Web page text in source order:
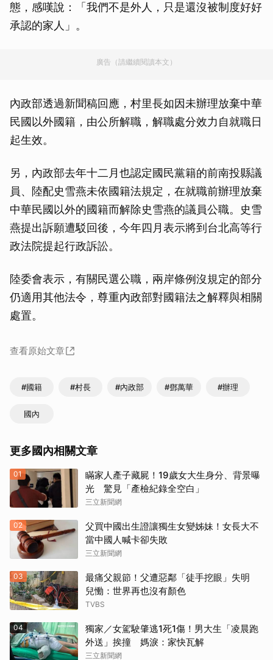
態，感嘆說：「我們不是外人，只是還沒被制度好好
承認的家人」。
廣告（請繼續閱讀本文）
內政部透過新聞稿回應，村里長如因未辦理放棄中華
民國以外國籍，由公所解職，解職處分效力自就職日
起生效。
另，內政部去年十二月也認定國民黨籍的前南投縣議
員、陸配史雪燕未依國籍法規定，在就職前辦理放棄
中華民國以外的國籍而解除史雪燕的議員公職。史雪
燕提出訴願遭駁回後，今年四月表示將到台北高等行
政法院提起行政訴訟。
陸委會表示，有關民選公職，兩岸條例沒規定的部分
仍適用其他法令，尊重內政部對國籍法之解釋與相關
處置。
查看原始文章
#國籍 #村長 #內政部 #鄧萬華 #辦理
國內
更多國內相關文章
01
瞞家人產子藏屍！19歲女大生身分、背景曝
光 驚見「產檢紀錄全空白」
三立新聞網
02
父買中國出生證讓獨生女變姊妹！女長大不
當中國人喊卡卻失敗
三立新聞網
03
最痛父親節！父遭惡鄰「徒手挖眼」失明
兒慟：世界再也沒有顏色
TVBS
04
獨家／女駕駛肇逃1死1傷！男大生「凌晨跑
外送」挨撞 媽淚：家快瓦解
三立新聞網